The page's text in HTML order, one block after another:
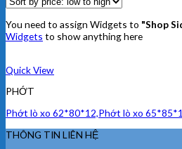
You need to assign Widgets to "Shop
Widgets to show anything here
Quick View
PHỚT
Phớt lò xo 62*80*12,Phớt lò xo
THÔNG TIN LIÊN HỆ